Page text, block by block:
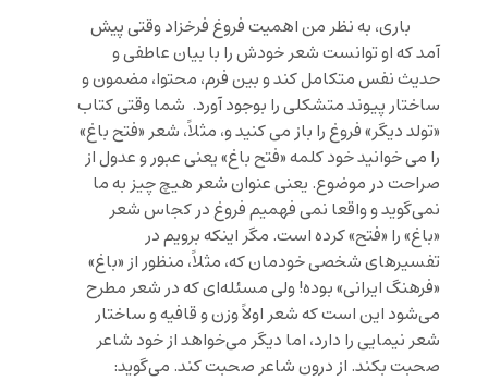
باری، به نظر من اهمیت فروغ فرخزاد وقتی پیش
آمد که او توانست شعر خودش را با بیان عاطفی و
حدیث نفس متکامل کند و بین فرم، محتوا، مضمون و
ساختار پیوند متشکلی را بوجود آورد. شما وقتی کتاب
«تولد دیگر» فروغ را باز می کنید و، مثلاً، شعر «فتح باغ»
را می خوانید خود کلمه «فتح باغ» یعنی عبور و عدول از
صراحت در موضوع. یعنی عنوان شعر هیچ چیز به ما
نمی‌گوید و واقعا نمی فهمیم فروغ در کجاس شعر
«باغ» را «فتح» کرده است. مگر اینکه برویم در
تفسیرهای شخصی خودمان که، مثلاً، منظور از «باغ»
«فرهنگ ایرانی» بوده! ولی مسئله‌ای که در شعر مطرح
می‌شود این است که شعر اولاً وزن و قافیه و ساختار
شعر نیمایی را دارد، اما دیگر می‌خواهد از خود شاعر
صحبت بکند. از درون شاعر صحبت کند. می‌گوید: